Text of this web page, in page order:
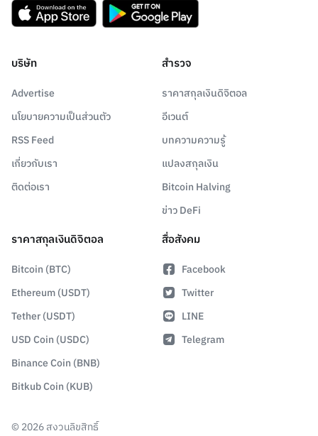
บริษัท
Advertise
นโยบายความเป็นส่วนตัว
RSS Feed
เกี่ยวกับเรา
ติดต่อเรา
สำรวจ
ราคาสกุลเงินดิจิตอล
อีเวนต์
บทความความรู้
แปลงสกุลเงิน
Bitcoin Halving
ข่าว DeFi
ราคาสกุลเงินดิจิตอล
Bitcoin (BTC)
Ethereum (USDT)
Tether (USDT)
USD Coin (USDC)
Binance Coin (BNB)
Bitkub Coin (KUB)
สื่อสังคม
Facebook
Twitter
LINE
Telegram
© 2026สงวนลิขสิทธิ์